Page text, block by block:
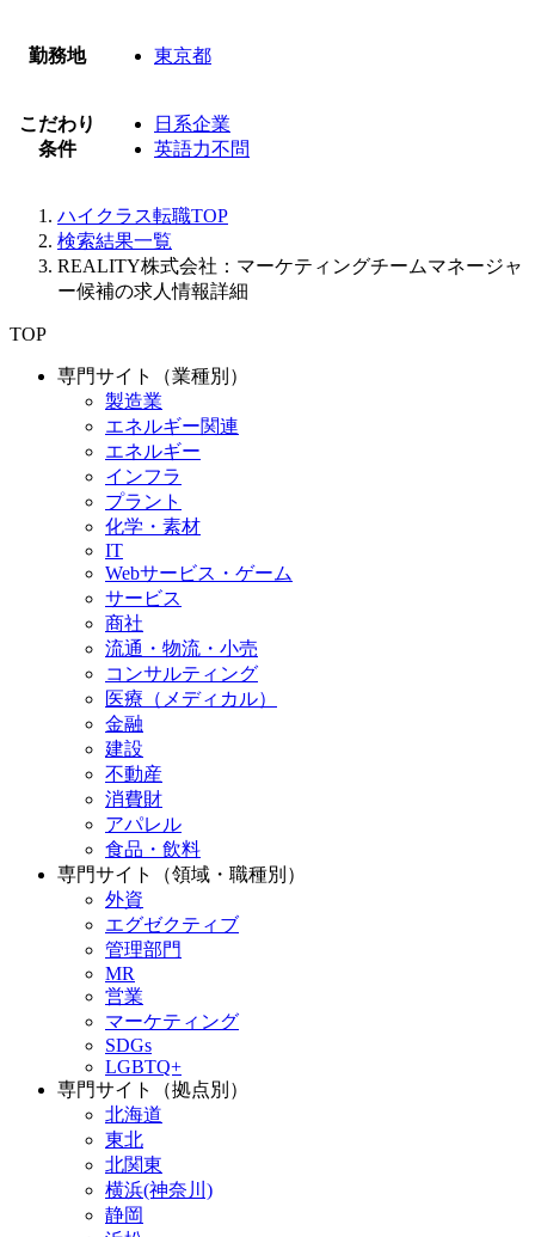
勤務地 東京都
こだわり
条件
日系企業
英語力不問
ハイクラス転職TOP
検索結果一覧
REALITY株式会社：マーケティングチームマネージャ
ー候補の求人情報詳細
TOP
専門サイト（業種別）
製造業
エネルギー関連
エネルギー
インフラ
プラント
化学・素材
IT
Webサービス・ゲーム
サービス
商社
流通・物流・小売
コンサルティング
医療（メディカル）
金融
建設
不動産
消費財
アパレル
食品・飲料
専門サイト（領域・職種別）
外資
エグゼクティブ
管理部門
MR
営業
マーケティング
SDGs
LGBTQ+
専門サイト（拠点別）
北海道
東北
北関東
横浜(神奈川)
静岡